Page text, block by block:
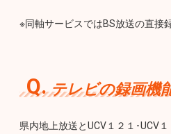
※同軸サービスではBS放送の直接
テレビの録画機
県内地上放送とUCV１２１･UCV